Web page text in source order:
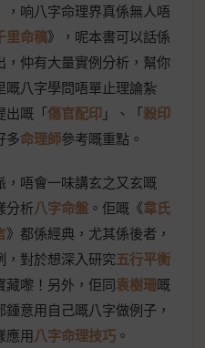
响八字命理界真係無人唔
里命稿》，呢本書可以話係
，仲有大量實例分析，幫你
嘅八字學問唔單止理論紮
出嘅「傷官配印」、「殺印
多命理師參考嘅重點。
，唔會一味講玄之又玄嘅
分析八字命盤 。佢嘅《韋氏
》都係經典，尤其係後者，
，對於想深入研究五行平衡
藏嚟！另外，佢同袁樹珊嘅
鍾意用自己嘅八字做例子，
應用八字命理技巧 。